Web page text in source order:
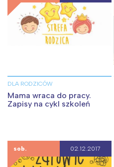
DLA RODZICÓW
Mama wraca do pracy.
Zapisy na cykl szkoleń
sob. 02.12.2017